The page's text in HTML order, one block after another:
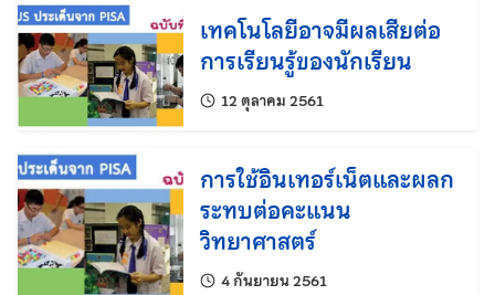
เทคโนโลยีอาจมีผลเสียต่อ
การเรียนรู้ของนักเรียน
12 ตุลาคม 2561แก้ไขล่าสุดเมื่อ:
การใช้อินเทอร์เน็ตและผลก
ระทบต่อคะแนน
วิทยาศาสตร์
4 กันยายน 2561แก้ไขล่าสุดเมื่อ: